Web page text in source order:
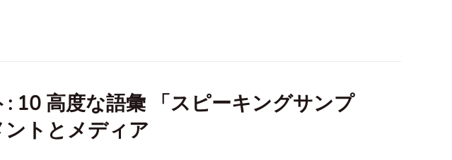
リ3. インタラクティブスピーキングの採点方法4. 証明
10 高度な語彙 「スピーキングサンプ
トとメディア